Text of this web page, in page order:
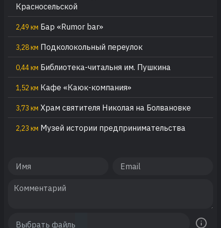
Кpacнocельской
2,49 км Бар «Rumor bar»
3,28 км Подколокольный переулок
0,44 км Библиотека-читальня им. Пушкина
1,52 км Кафе «Каюк-компания»
3,73 км Храм святителя Николая на Болвановке
2,23 км Музей истории предпринимательства